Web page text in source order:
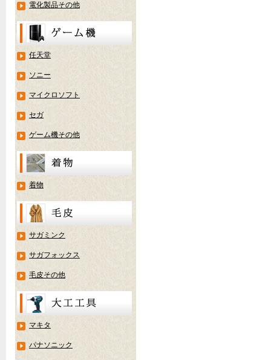
電化製品その他
任天堂
ソニー
マイクロソフト
セガ
ゲーム機その他
着物
サガミンク
サガフォックス
毛皮その他
マキタ
パナソニック